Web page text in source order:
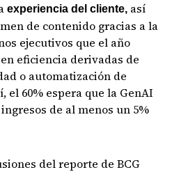
experiencia del cliente, así
de contenido gracias a la
ejecutivos que el año
eficiencia derivadas de
o automatización de
el 60% espera que la GenAI
de al menos un 5%
del reporte de BCG